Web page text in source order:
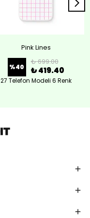
Pink Lines
%40
₺ 699.00
₺ 419.40
27 Telefon Modeli 6 Renk